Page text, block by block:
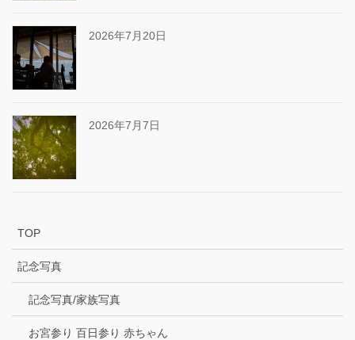
2026年7月20日
2026年7月7日
TOP
記念写真
記念写真/家族写真
お宮参り 百日参り 赤ちゃん